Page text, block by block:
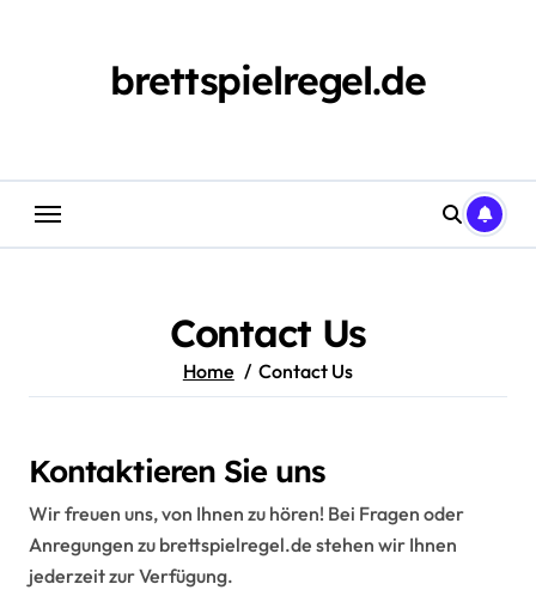
brettspielregel.de
Contact Us
Home Contact Us
Kontaktieren Sie uns
Wir freuen uns, von Ihnen zu hören! Bei Fragen oder
Anregungen zu brettspielregel.de stehen wir Ihnen
jederzeit zur Verfügung.